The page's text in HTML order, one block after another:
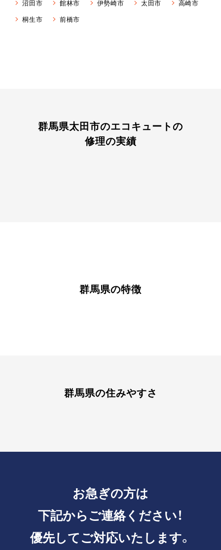
沼田市 館林市 伊勢崎市 太田市
高崎市
桐生市
前橋市
群馬県太田市のエコキュートの
修理の実績
群馬県の特徴
群馬県の住みやすさ
お急ぎの方は
下記からご連絡ください！
優先してご対応いたします。